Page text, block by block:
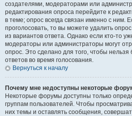
создателями, модераторами или
редактирования опроса перейдите к
в теме; опрос всегда связан именно с ним.
проголосовать, то вы можете удалить
из вариантов ответа. Однако если кто-то
модераторы или администраторы могут
опрос. Это сделано для того, чтобы
ответов во время голосования.
Вернуться к началу
Почему мне недоступны некоторые
Некоторые форумы доступны только
группам пользователей. Чтобы
них темы и оставлять сообщения,